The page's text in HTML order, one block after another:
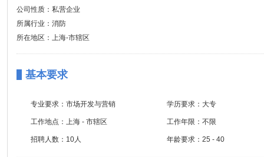
公司性质：私营企业
所属行业：消防
所在地区：上海-市辖区
基本要求
专业要求： 市场开发与营销 学历要求： 大专
工作地点： 上海 - 市辖区 工作年限： 不限
招聘人数： 10人 年龄要求： 25 - 40